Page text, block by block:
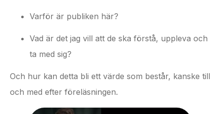
Varför är publiken här?
Vad är det jag vill att de ska förstå, uppleva och
ta med sig?
Och hur kan detta bli ett värde som består, kanske till
och med efter föreläsningen.